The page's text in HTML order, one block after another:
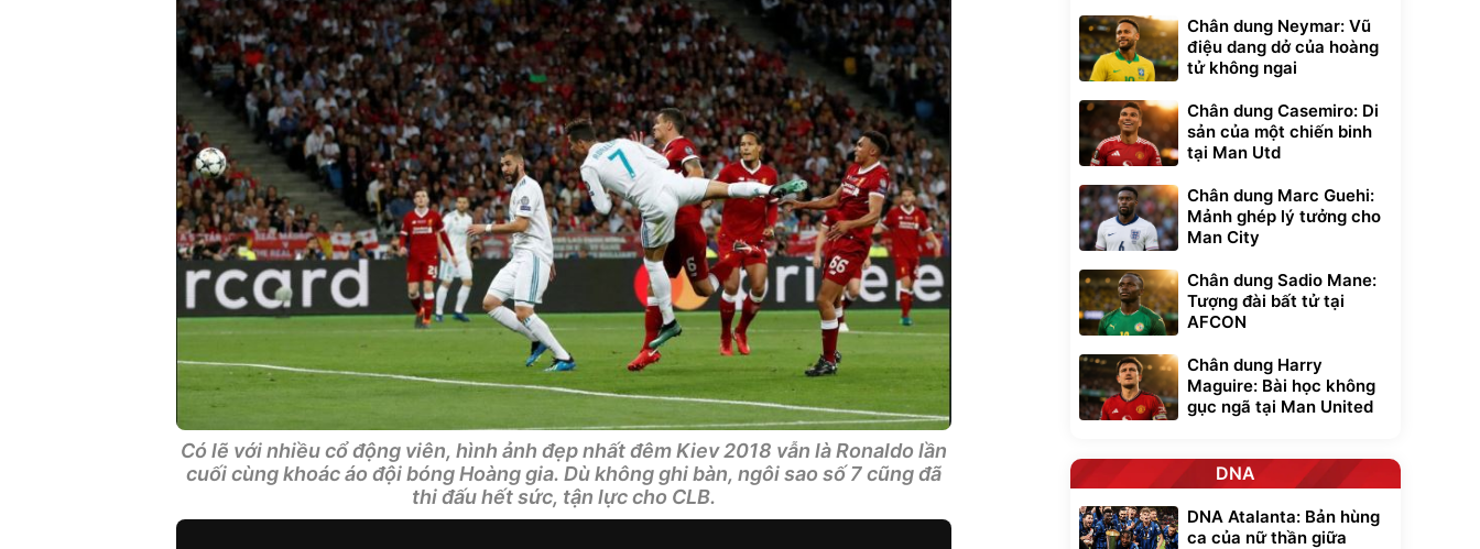
Có lẽ với nhiều cổ động viên, hình ảnh đẹp nhất đêm Kiev 2018 vẫn là Ronaldo lần
cuối cùng khoác áo đội bóng Hoàng gia. Dù không ghi bàn, ngôi sao số 7 cũng đã
thi đấu hết sức, tận lực cho CLB.
Chân dung Neymar: Vũ
điệu dang dở của hoàng
tử không ngai
Chân dung Casemiro: Di
sản của một chiến binh
tại Man Utd
Chân dung Marc Guehi:
Mảnh ghép lý tưởng cho
Man City
Chân dung Sadio Mane:
Tượng đài bất tử tại
AFCON
Chân dung Harry
Maguire: Bài học không
gục ngã tại Man United
DNA
DNA Atalanta: Bản hùng
ca của nữ thần giữa